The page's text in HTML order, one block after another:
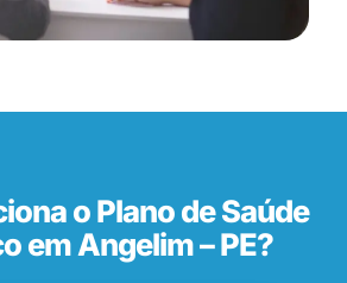
o Plano de Saúde
em Angelim – PE?